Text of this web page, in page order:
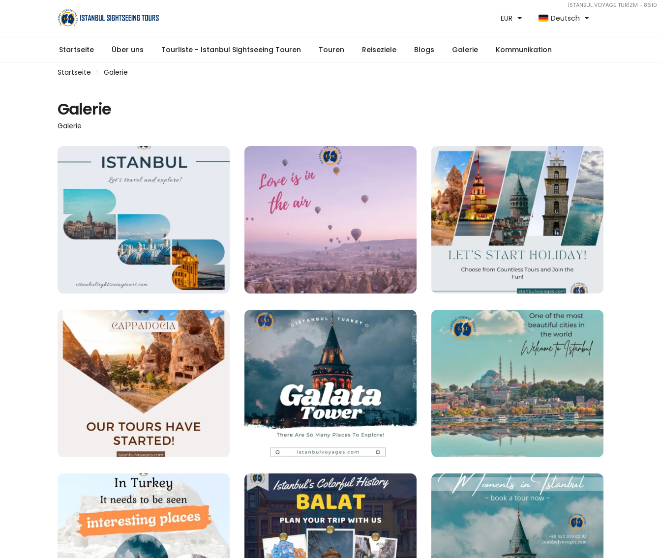
İSTANBUL VOYAGE TURİZM - 8610
EUR Deutsch
Startseite Über uns Tourliste - Istanbul Sightseeing Touren Touren Reiseziele Blogs Galerie Kommunikation
Startseite Galerie
Galerie
Galerie